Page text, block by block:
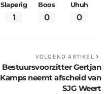
Slaperig
1
Boos
0
Uhuh
0
VOLGEND ARTIKEL
Bestuursvoorzitter Gertjan
Kamps neemt afscheid van
SJG Weert